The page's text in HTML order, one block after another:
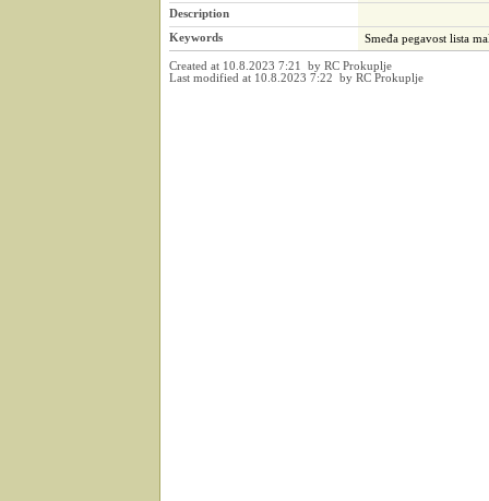
Description
Keywords
Smeđa pegavost lista
Created at 10.8.2023 7:21 by RC Prokuplje
Last modified at 10.8.2023 7:22 by RC Prokuplje